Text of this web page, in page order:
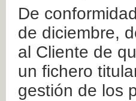
De
de diciembre,
al Cliente de
un fichero
gestión de los